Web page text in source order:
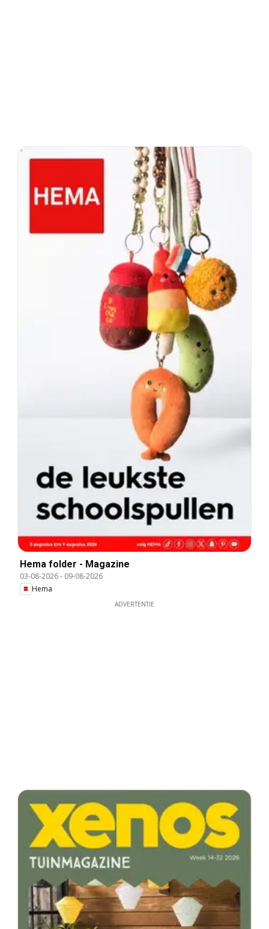
Hema folder - Magazine
03-08-2026- 09-08-2026
Hema
ADVERTENTIE